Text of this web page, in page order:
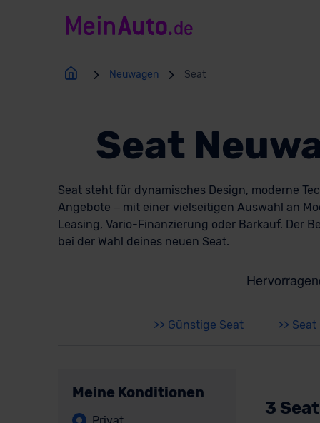
Neuwagen Seat
Seat
Seat steht für dynamisches Design, moderne
Angebote – mit einer vielseitigen Auswahl an
Leasing, Vario-Finanzierung oder Barkauf. Der
bei der Wahl deines neuen Seat.
>> Günstige Seat >>
Meine Konditionen
3